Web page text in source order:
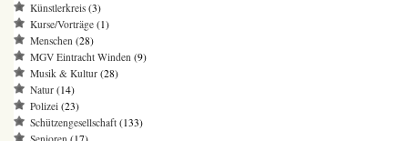
Künstlerkreis (3)
Kurse/Vorträge (1)
Menschen (28)
MGV Eintracht Winden (9)
Musik & Kultur (28)
Natur (14)
Polizei (23)
Schützengesellschaft (133)